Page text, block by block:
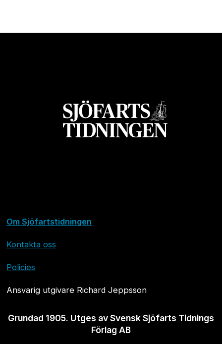
Om Sjöfartstidningen
Kontakta oss
Policies
Ansvarig utgivare Richard Jeppsson
Grundad 1905. Utges av Svensk Sjöfarts Tidnings
Förlag AB